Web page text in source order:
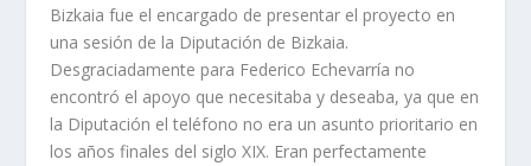
Bizkaia fue el encargado de presentar el proyecto en
una sesión de la Diputación de Bizkaia.
Desgraciadamente para Federico Echevarría no
encontró el apoyo que necesitaba y deseaba, ya que en
la Diputación el teléfono no era un asunto prioritario en
los años finales del siglo XIX. Eran perfectamente